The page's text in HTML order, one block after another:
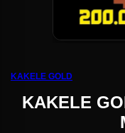
KAKELE GOLD
KAKELE